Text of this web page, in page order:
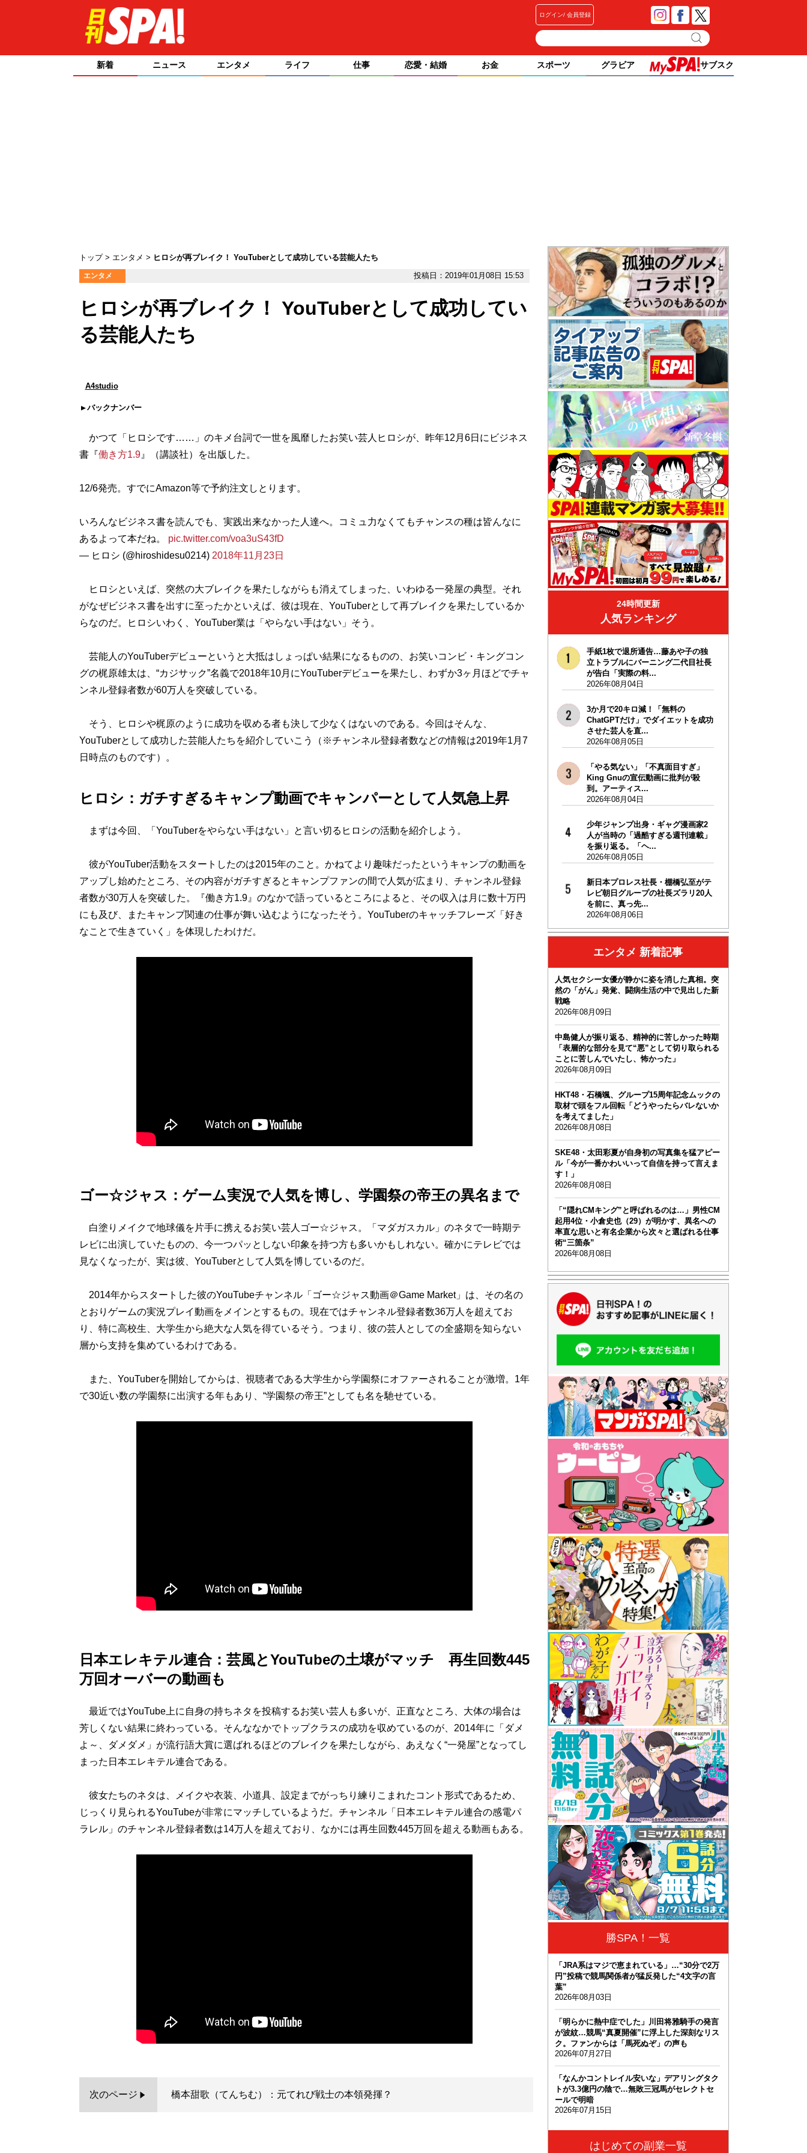
ログイン 会員登録
新着 ニュース エンタメ ライフ 仕事 恋愛・結婚 お金 スポーツ グラビア サブスク
トップ エンタメ ヒロシが再ブレイク！ YouTuberとして成功している芸能人たち
エンタメ 投稿日：2019年01月08日 15:53
ヒロシが再ブレイク！ YouTuberとして成功してい
る芸能人たち
A4studio
バックナンバー
かつて「ヒロシです……」のキメ台詞で一世を風靡したお笑い芸人ヒロシが、昨年12月6日にビジネス
書『働き方1.9』（講談社）を出版した。
12/6発売。すでにAmazon等で予約注文しとります。
いろんなビジネス書を読んでも、実践出来なかった人達へ。コミュ力なくてもチャンスの種は皆んなに
あるよって本だね。 pic.twitter.com/voa3uS43fD
— ヒロシ (@hiroshidesu0214) 2018年11月23日
ヒロシといえば、突然の大ブレイクを果たしながらも消えてしまった、いわゆる一発屋の典型。それ
がなぜビジネス書を出すに至ったかといえば、彼は現在、YouTuberとして再ブレイクを果たしているか
らなのだ。ヒロシいわく、YouTuber業は「やらない手はない」そう。
芸能人のYouTuberデビューというと大抵はしょっぱい結果になるものの、お笑いコンビ・キングコン
グの梶原雄太は、“カジサック”名義で2018年10月にYouTuberデビューを果たし、わずか3ヶ月ほどでチャ
ンネル登録者数が60万人を突破している。
そう、ヒロシや梶原のように成功を収める者も決して少なくはないのである。今回はそんな、
YouTuberとして成功した芸能人たちを紹介していこう（※チャンネル登録者数などの情報は2019年1月7
日時点のものです）。
ヒロシ：ガチすぎるキャンプ動画でキャンパーとして人気急上昇
まずは今回、「YouTuberをやらない手はない」と言い切るヒロシの活動を紹介しよう。
彼がYouTuber活動をスタートしたのは2015年のこと。かねてより趣味だったというキャンプの動画を
アップし始めたところ、その内容がガチすぎるとキャンプファンの間で人気が広まり、チャンネル登録
者数が30万人を突破した。『働き方1.9』のなかで語っているところによると、その収入は月に数十万円
にも及び、またキャンプ関連の仕事が舞い込むようになったそう。YouTuberのキャッチフレーズ「好き
なことで生きていく」を体現したわけだ。
ゴー☆ジャス：ゲーム実況で人気を博し、学園祭の帝王の異名まで
白塗りメイクで地球儀を片手に携えるお笑い芸人ゴー☆ジャス。「マダガスカル」のネタで一時期テ
レビに出演していたものの、今一つパッとしない印象を持つ方も多いかもしれない。確かにテレビでは
見なくなったが、実は彼、YouTuberとして人気を博しているのだ。
2014年からスタートした彼のYouTubeチャンネル「ゴー☆ジャス動画＠Game Market」は、その名の
とおりゲームの実況プレイ動画をメインとするもの。現在ではチャンネル登録者数36万人を超えてお
り、特に高校生、大学生から絶大な人気を得ているそう。つまり、彼の芸人としての全盛期を知らない
層から支持を集めているわけである。
また、YouTuberを開始してからは、視聴者である大学生から学園祭にオファーされることが激増。1年
で30近い数の学園祭に出演する年もあり、“学園祭の帝王”としても名を馳せている。
日本エレキテル連合：芸風とYouTubeの土壌がマッチ 再生回数445
万回オーバーの動画も
最近ではYouTube上に自身の持ちネタを投稿するお笑い芸人も多いが、正直なところ、大体の場合は
芳しくない結果に終わっている。そんななかでトップクラスの成功を収めているのが、2014年に「ダメ
よ～、ダメダメ」が流行語大賞に選ばれるほどのブレイクを果たしながら、あえなく“一発屋”となってし
まった日本エレキテル連合である。
彼女たちのネタは、メイクや衣装、小道具、設定までがっちり練りこまれたコント形式であるため、
じっくり見られるYouTubeが非常にマッチしているようだ。チャンネル「日本エレキテル連合の感電パ
ラレル」のチャンネル登録者数は14万人を超えており、なかには再生回数445万回を超える動画もある。
次のページ 橋本甜歌（てんちむ）：元てれび戦士の本領発揮？
24時間更新
人気ランキング
手紙1枚で退所通告…藤あや子の独
立トラブルにバーニング二代目社長
が告白「実際の料...
2026年08月04日
3か月で20キロ減！「無料の
ChatGPTだけ」でダイエットを成功
させた芸人を直...
2026年08月05日
「やる気ない」「不真面目すぎ」
King Gnuの宣伝動画に批判が殺
到。アーティス...
2026年08月04日
少年ジャンプ出身・ギャグ漫画家2
人が当時の「過酷すぎる週刊連載」
を振り返る。「ヘ...
2026年08月05日
新日本プロレス社長・棚橋弘至がテ
レビ朝日グループの社長ズラリ20人
を前に、真っ先...
2026年08月06日
エンタメ 新着記事
人気セクシー女優が静かに姿を消した真相。突
然の「がん」発覚、闘病生活の中で見出した新
戦略
2026年08月09日
中島健人が振り返る、精神的に苦しかった時期
「表層的な部分を見て“悪”として切り取られる
ことに苦しんでいたし、怖かった」
2026年08月09日
HKT48・石橋颯、グループ15周年記念ムックの
取材で頭をフル回転「どうやったらバレないか
を考えてました」
2026年08月08日
SKE48・太田彩夏が自身初の写真集を猛アピー
ル「今が一番かわいいって自信を持って言えま
す！」
2026年08月08日
「“隠れCMキング”と呼ばれるのは…」男性CM
起用4位・小倉史也（29）が明かす、異名への
率直な思いと有名企業から次々と選ばれる仕事
術“三箇条”
2026年08月08日
勝SPA！一覧
「JRA系はマジで恵まれている」…“30分で2万
円”投稿で競馬関係者が猛反発した“4文字の言
葉”
2026年08月03日
「明らかに熱中症でした」川田将雅騎手の発言
が波紋…競馬“真夏開催”に浮上した深刻なリス
ク。ファンからは「馬死ぬぞ」の声も
2026年07月27日
「なんかコントレイル安いな」デアリングタク
トが3.3億円の陰で…無敗三冠馬がセレクトセ
ールで明暗
2026年07月15日
はじめての副業一覧